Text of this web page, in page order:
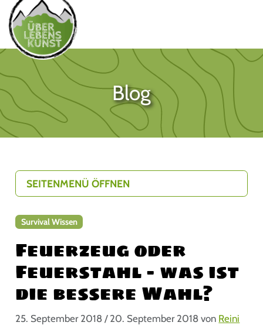
Blog
Survival Wissen
Feuerzeug oder
Feuerstahl – was ist
die bessere Wahl?
25. September 2018 / 20. September 2018 von Reini
SEITENMENÜ ÖFFNEN